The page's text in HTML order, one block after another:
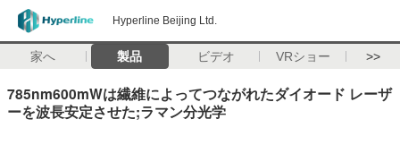
Hyperline Beijing Ltd.
家へ 製品 ビデオ VRショー >>
785nm600mWは繊維によってつながれたダイオード レーザ
ーを波長安定させた;ラマン分光学